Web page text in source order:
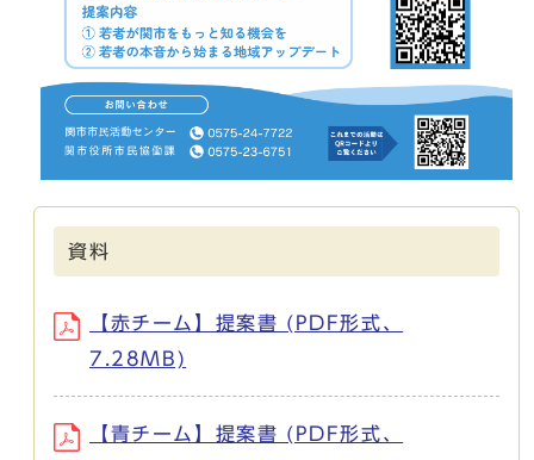
資料
【赤チーム】提案書 (PDF形式、
7.28MB)
【青チーム】提案書 (PDF形式、